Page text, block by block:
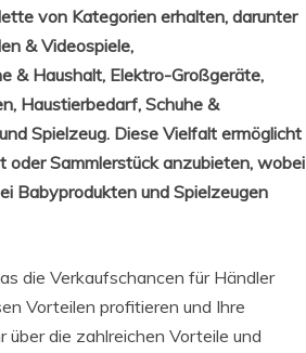
von Kategorien erhalten, darunter
& Videospiele,
& Haushalt, Elektro-Großgeräte,
Haustierbedarf, Schuhe &
Spielzeug. Diese Vielfalt ermöglicht
oder Sammlerstück anzubieten, wobei
Babyprodukten und Spielzeugen
die Verkaufschancen für Händler
Vorteilen profitieren und Ihre
die zahlreichen Vorteile und